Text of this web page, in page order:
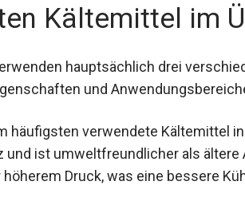
Kältemittel im
hauptsächlich drei
und
häufigsten verwendete Kältemittel
und ist umweltfreundlicher als ältere
Druck, was eine bessere